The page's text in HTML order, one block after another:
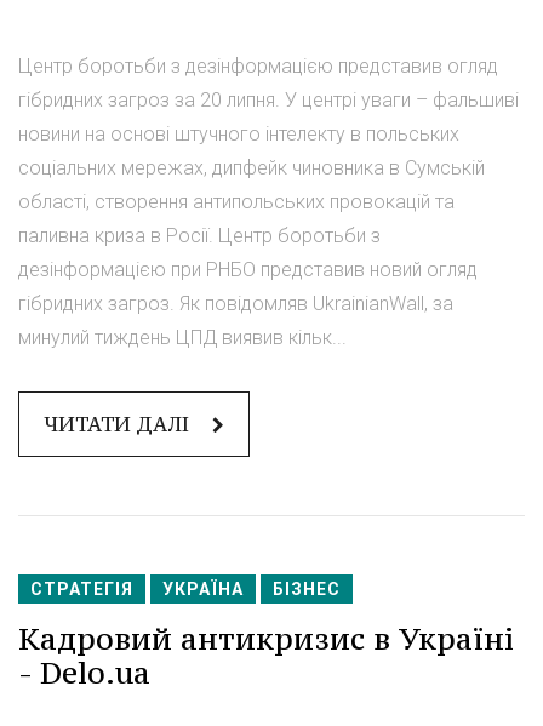
Центр боротьби з дезінформацією представив огляд
гібридних загроз за 20 липня. У центрі уваги – фальшиві
новини на основі штучного інтелекту в польських
соціальних мережах, дипфейк чиновника в Сумській
області, створення антипольських провокацій та
паливна криза в Росії. Центр боротьби з
дезінформацією при РНБО представив новий огляд
гібридних загроз. Як повідомляв UkrainianWall, за
минулий тиждень ЦПД виявив кільк...
ЧИТАТИ ДАЛІ
СТРАТЕГІЯ УКРАЇНА БІЗНЕС
Кадровий антикризис в Україні
- Delo.ua